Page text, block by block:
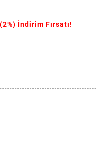
(2%) İndirim Fırsatı!